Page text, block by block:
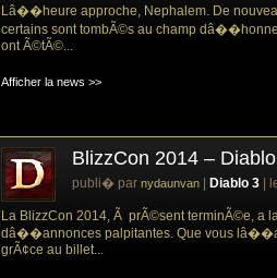
Lâ��heure approche, Nephalem. De
certains sont tombÃ©s au champ
ont Ã©tÃ©...
Afficher la news >>
BlizzCon 2014 –
publi� par nydaunvan Diablo 3 |
La BlizzCon 2014, Ã prÃ©sent terminÃ©e, a
dâ��annonces palpitantes. Que vous
grÃ¢ce au billet...